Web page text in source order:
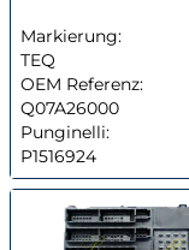
Markierung:
TEQ
OEM Referenz:
Q07A26000
Punginelli:
P1516924